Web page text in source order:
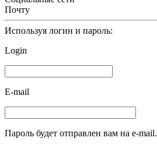
Почту
Используя логин и пароль:
Login
E-mail
Пароль будет отправлен вам на e-mail.